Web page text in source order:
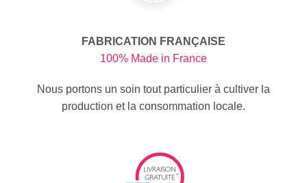
FABRICATION FRANÇAISE
100% Made in France
Nous portons un soin tout particulier à cultiver la
production et la consommation locale.